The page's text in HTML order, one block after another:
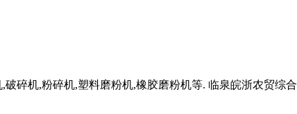
碎机,粉碎机,塑料磨粉机,橡胶磨粉机等. 临泉皖浙农贸综